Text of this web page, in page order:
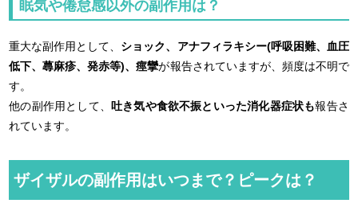
眠気や倦怠感以外の副作用は？
重大な副作用として、 ショック、アナフィラキシー(呼吸困難、血圧
低下、蕁麻疹、発赤等)、痙攣が報告されていますが、頻度は不明で
す。
他の副作用として、 吐き気や食欲不振といった消化器症状も報告さ
れています。
ザイザルの副作用はいつまで？ピークは？